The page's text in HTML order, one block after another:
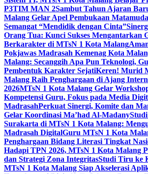
P3TIM MAN 2Sambut Tahun Ajaran
Malang Gelar Apel Pembukaan
Semangat “Mendidik dengan Cinta”
Orang Tua: Kunci Sukses Mengantarkan
Berkarakter di MTsN 1 Kota Malang
Pokjawas Madrasah Kemenag Kota
Malang: Secanggih Apa Pun Teknologi,
Pembentuk Karakter SejatiKeren! Murid
Malang Raih Penghargaan di Ajang
2026MTsN 1 Kota Malang Gelar
Kompetensi Guru, Fokus pada Media
MadrasahPerkuat Sinergi, Komite dan
Gelar Koordinasi Ma’had Al-Madany
Surakarta di MTsN 1 Kota Malang:
Madrasah DigitalGuru MTsN 1 Kota
Penghargaan Bidang Literasi Tingkat
Hadapi TPN 2026, MTsN 1 Kota Malang
dan Strategi Zona IntegritasStudi Tiru ke
MTsN 1 Kota Malang Siap Akselerasi